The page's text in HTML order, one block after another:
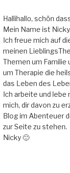
Hallihallo, schön
Mein Name ist Nicky.
Ich freue mich auf
meinen
Themen um Familie
um Therapie die
das Leben des
Ich arbeite und lebe
mich, dir davon zu
Blog im Abenteuer
zur Seite zu stehen.
Nicky 🙂